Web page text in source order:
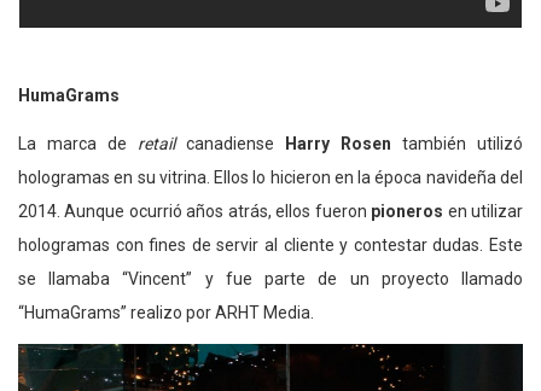
HumaGrams
La marca de retail canadiense Harry Rosen también utilizó
hologramas en su vitrina. Ellos lo hicieron en la época navideña del
2014. Aunque ocurrió años atrás, ellos fueron pioneros en utilizar
hologramas con fines de servir al cliente y contestar dudas. Este
se llamaba “Vincent” y fue parte de un proyecto llamado
“HumaGrams” realizo por ARHT Media.